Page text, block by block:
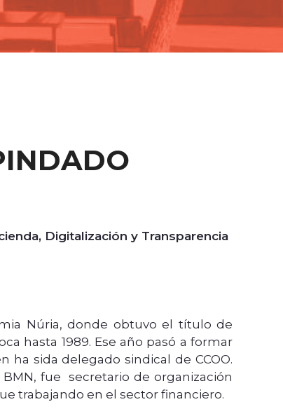
Digitalización y Transparencia
Núria, donde obtuvo el título de
hasta 1989. Ese año pasó a formar
sida delegado sindical de CCOO.
fue secretario de organización
trabajando en el sector financiero.